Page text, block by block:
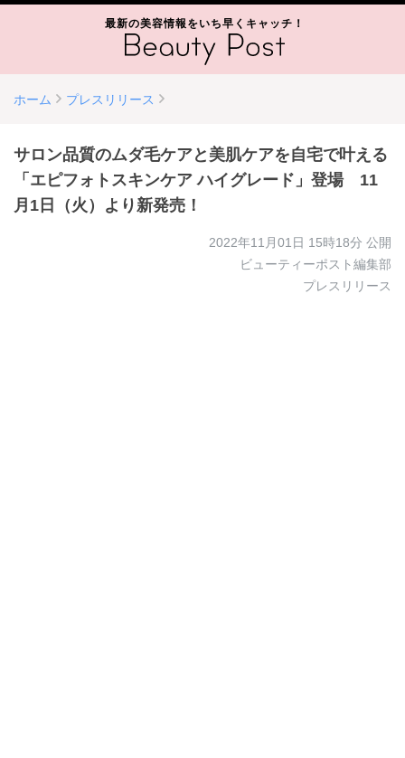
最新の美容情報をいち早くキャッチ！
ホーム プレスリリース
サロン品質のムダ毛ケアと美肌ケアを自宅で叶える
「エピフォトスキンケア ハイグレード」登場 11
月1日（火）より新発売！
2022年11月01日 15時18分 公開
ビューティーポスト編集部
プレスリリース